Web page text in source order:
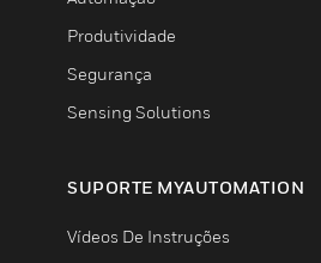
Produtividade
Segurança
Sensing Solutions
SUPORTE MYAUTOMATION
Vídeos De Instruções